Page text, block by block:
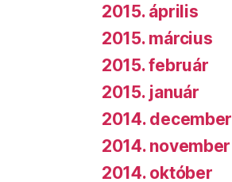
2015. április
2015. március
2015. február
2015. január
2014. december
2014. november
2014. október